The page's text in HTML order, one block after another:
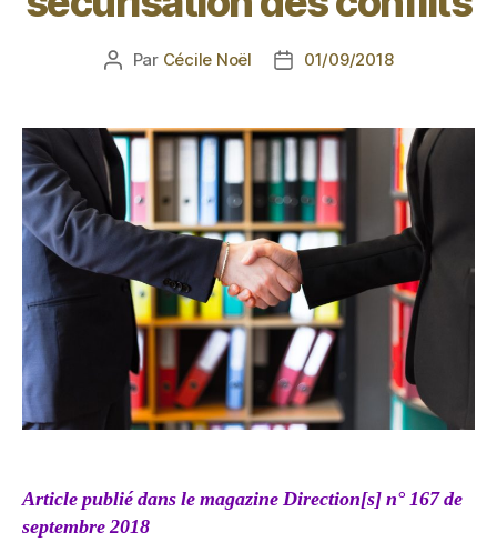
Par Cécile Noël 01/09/2018
Article publié dans le magazine Direction[s] n° 167 de
septembre 2018